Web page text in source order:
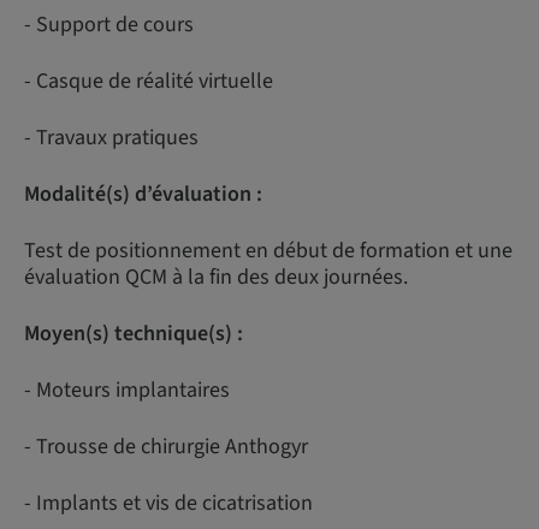
- Support de cours
- Casque de réalité virtuelle
- Travaux pratiques
Modalité(s) d’évaluation :
Test de positionnement en début de formation et une
évaluation QCM à la fin des deux journées.
Moyen(s) technique(s) :
- Moteurs implantaires
- Trousse de chirurgie Anthogyr
- Implants et vis de cicatrisation